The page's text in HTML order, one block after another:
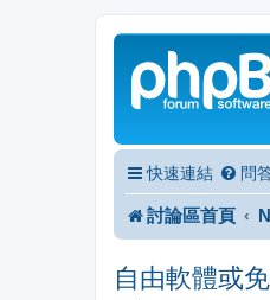
快速連結 問
討論區首頁
自由軟體或